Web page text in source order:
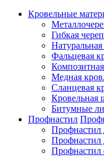
Кровельные
Гибкая
Фальцевая
Медная
Сланцевая
Кровельная
Битумные
Профнастил
Профнастил
Профнастил